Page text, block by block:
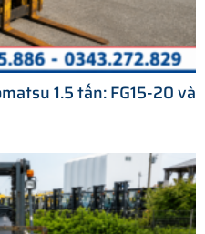
1.5 tấn: FG15-20 và